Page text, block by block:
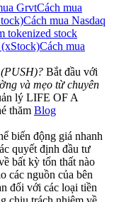
GrvtCách mua
Cách mua Nasdaq
tokenized stock
Cách mua
Bắt đầu với
và mẹo từ chuyên
lý LIFE OF A
thăm Blog
biến động giá nhanh
quyết định đầu tư
bất kỳ tổn thất nào
các nguồn của bên
đối với các loại tiền